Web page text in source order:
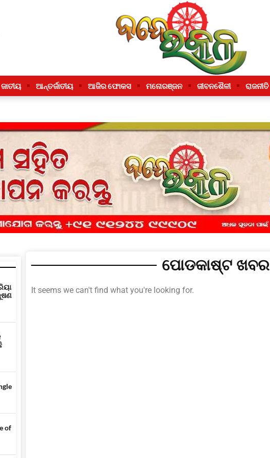
ଜାତୀୟ ଆନ୍ତର୍ଜାତୀୟ ଆଜିର ଫୋକସ ମନୋରଞ୍ଜନ ଜୀବନଶୈଳୀ ରାଜନୀତି
of
ପୋଡକାଷ୍ଟ ଖବର
It seems we can't find what you're looking for.